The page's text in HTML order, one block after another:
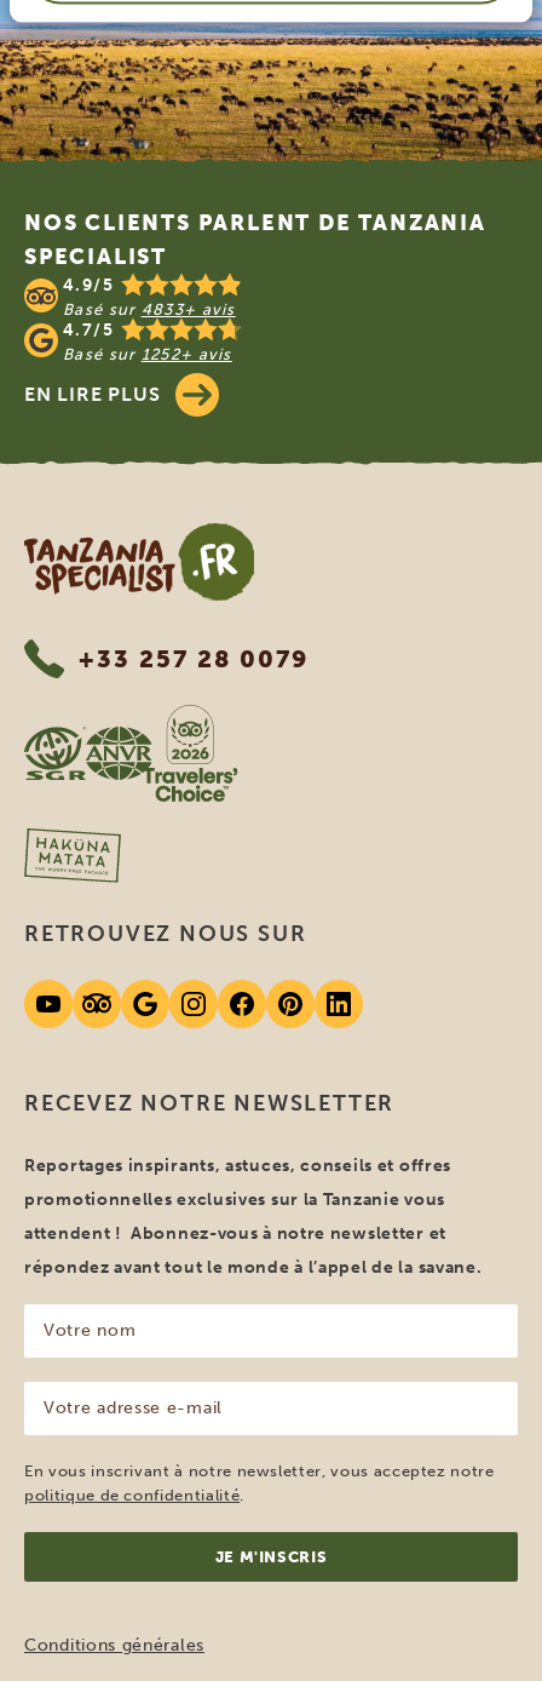
Footer
NOS CLIENTS PARLENT DE TANZANIA
SPECIALIST
4.9/5
Basé sur 4833+ avis
4.7/5
Basé sur 1252+ avis
EN LIRE PLUS
Tanzania Specialist
+33 257 28 0079
RECEVEZ NOTRE NEWSLETTER
Reportages inspirants, astuces, conseils et offres
promotionnelles exclusives sur la Tanzanie vous
attendent ! Abonnez-vous à notre newsletter et
répondez avant tout le monde à l’appel de la savane.
nom
(Nécessaire)
adresse
e-
mail
(Nécessaire)
En vous inscrivant à notre newsletter, vous acceptez notre
politique de confidentialité
RETROUVEZ NOUS SUR
Conditions générales